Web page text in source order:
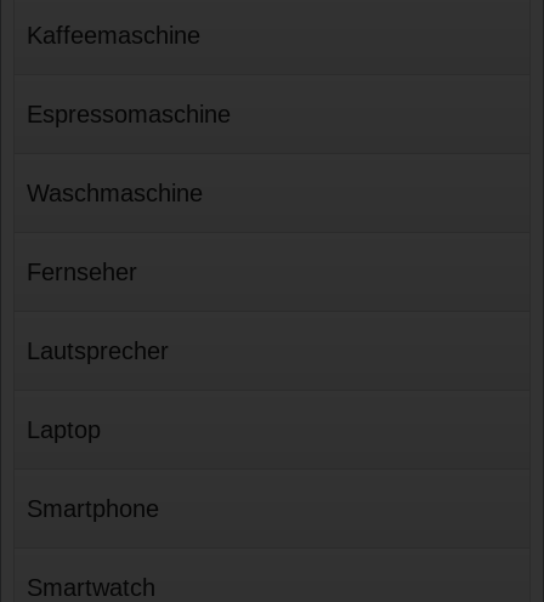
Kaffeemaschine
Espressomaschine
Waschmaschine
Fernseher
Lautsprecher
Laptop
Smartphone
Smartwatch